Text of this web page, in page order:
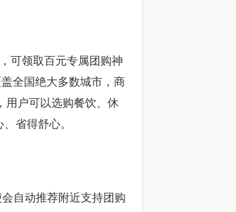
可领取百元专属团购神
全国绝大多数城市，商
用户可以选购餐饮、休
省得舒心。
自动推荐附近支持团购